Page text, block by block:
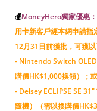
💰MoneyHero獨家優惠：
用卡新客戶經本網申請
12月31日前獲批，可獲以
- Nintendo Switch
購價HK$1,000換領）；或
- Delsey ECLIPSE SE
隨機）（需以換購價